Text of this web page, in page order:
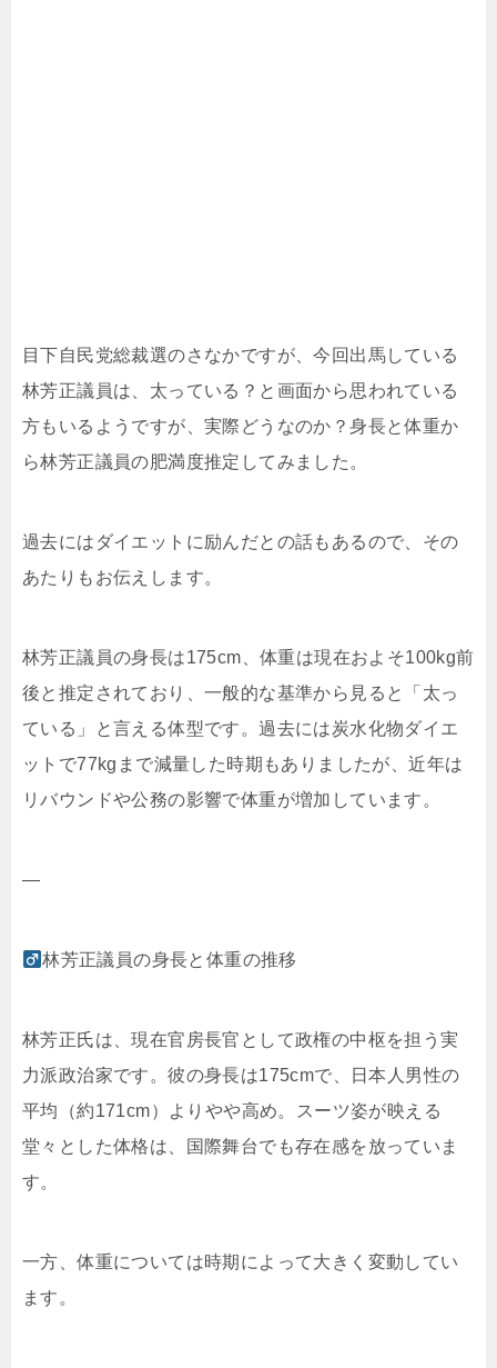
目下自民党総裁選のさなかですが、今回出馬している
林芳正議員は、太っている？と画面から思われている
方もいるようですが、実際どうなのか？身長と体重か
ら林芳正議員の肥満度推定してみました。
過去にはダイエットに励んだとの話もあるので、その
あたりもお伝えします。
林芳正議員の身長は175cm、体重は現在およそ100kg前
後と推定されており、一般的な基準から見ると「太っ
ている」と言える体型です。過去には炭水化物ダイエ
ットで77kgまで減量した時期もありましたが、近年は
リバウンドや公務の影響で体重が増加しています。
—
林芳正議員の身長と体重の推移
林芳正氏は、現在官房長官として政権の中枢を担う実
力派政治家です。彼の身長は175cmで、日本人男性の
平均（約171cm）よりやや高め。スーツ姿が映える
堂々とした体格は、国際舞台でも存在感を放っていま
す。
一方、体重については時期によって大きく変動してい
ます。